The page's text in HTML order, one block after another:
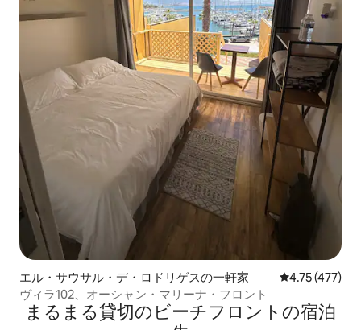
エル・サウサル・デ・ロドリゲスの一軒家 レビュー477
4.75 (477)
ヴィラ102、オーシャン・マリーナ・フロント
まるまる貸切のビーチフロントの宿泊